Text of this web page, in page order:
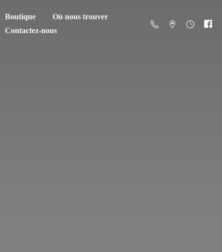
Boutique
Où nous trouver
Contactez-nous